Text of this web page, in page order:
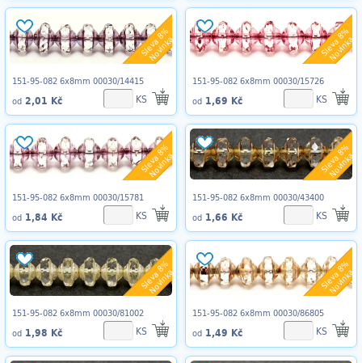
Sleva 8%
Novinka
151-95-082 6x8mm 00030/14415
od 2,01 Kč KS
Sleva 8%
Novinka
151-95-082 6x8mm 00030/15726
od 1,69 Kč KS
Sleva 8%
Novinka
151-95-082 6x8mm 00030/15781
od 1,84 Kč KS
Sleva 8%
Novinka
151-95-082 6x8mm 00030/43400
od 1,66 Kč KS
Sleva 8%
Novinka
151-95-082 6x8mm 00030/81002
od 1,98 Kč KS
Sleva 8%
Novinka
151-95-082 6x8mm 00030/86805
od 1,49 Kč KS